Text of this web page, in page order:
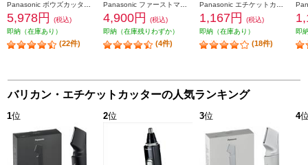
Panasonic ボウズカッター バリカン 防水対応 充電式 白 ER-GS61-W
5,978円
(税込)
即納（在庫あり）
(22件)
Panasonic ファーストマルチシェーバー【マルチヘッド切替/ブラック】 ER-GZ50-K
4,900円
(税込)
即納（在庫残りわずか）
(4件)
Panasonic エチケットカッター 【刃のみ水洗い/日本製/ブラック】 ER-GN12-K
1,167円
(税込)
即納（在庫あり）
(18件)
即
バリカン・エチケットカッターの人気ランキング
1位 2位 3位 4